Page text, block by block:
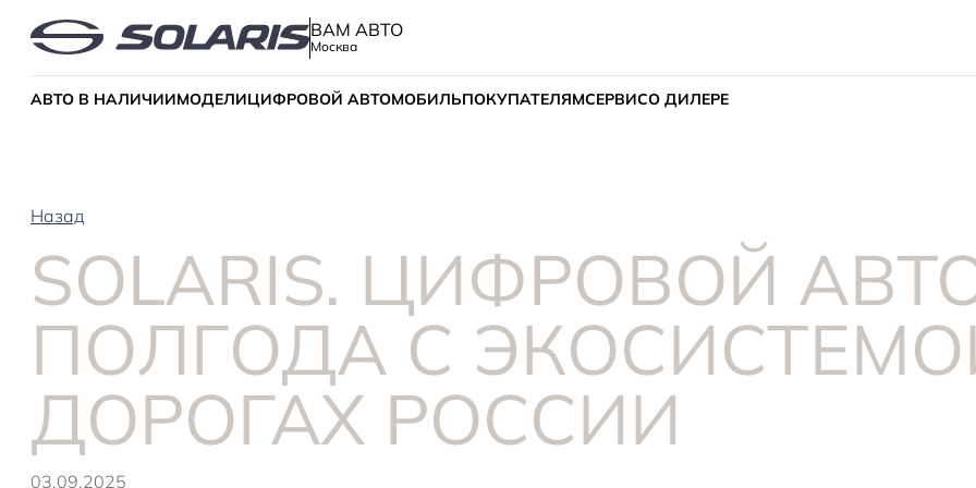
ВАМ АВТО
Москва
АВТО В НАЛИЧИИМОДЕЛИЦИФРОВОЙ АВТОМОБИЛЬПОКУПАТЕЛЯМСЕРВИСО ДИЛЕРЕ
Назад
SOLARIS. ЦИФРОВОЙ
ПОЛГОДА С
ДОРОГАХ РОССИИ
03.09.2025